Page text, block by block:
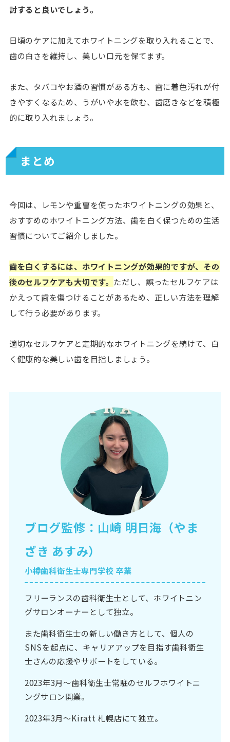
討すると良いでしょう。
日頃のケアに加えてホワイトニングを取り入れることで、
歯の白さを維持し、美しい口元を保てます。
また、タバコやお酒の習慣がある方も、歯に着色汚れが付
きやすくなるため、うがいや水を飲む、歯磨きなどを積極
的に取り入れましょう。
まとめ
今回は、レモンや重曹を使ったホワイトニングの効果と、
おすすめのホワイトニング方法、歯を白く保つための生活
習慣についてご紹介しました。
歯を白くするには、ホワイトニングが効果的ですが、その
後のセルフケアも大切です。 ただし、誤ったセルフケアは
かえって歯を傷つけることがあるため、正しい方法を理解
して行う必要があります。
適切なセルフケアと定期的なホワイトニングを続けて、白
く健康的な美しい歯を目指しましょう。
ブログ監修：山崎 明日海（やま
ざき あすみ）
小樽歯科衛生士専門学校 卒業
フリーランスの歯科衛生士として、ホワイトニン
グサロンオーナーとして独立。
また歯科衛生士の新しい働き方として、個人の
SNSを起点に、キャリアアップを目指す歯科衛生
士さんの応援やサポートをしている。
2023年3月〜歯科衛生士常駐のセルフホワイトニ
ングサロン開業。
2023年3月〜Kiratt 札幌店にて独立。